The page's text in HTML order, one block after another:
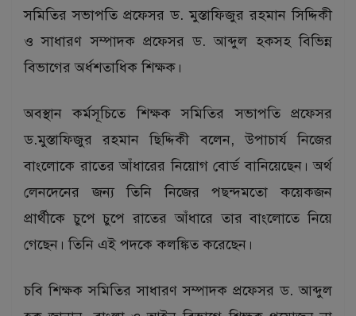
সমিতির সভাপতি প্রফেসর ড. মুস্তাফিজুর রহমান সিদ্দিকী
ও সাধারণ সম্পাদক প্রফেসর ড. আব্দুল হকসহ বিভিন্ন
বিভাগের অর্ধশতাধিক শিক্ষক।
অবস্থান কর্মসূচিতে শিক্ষক সমিতির সভাপতি প্রফেসর
ড.মুস্তাফিজুর রহমান ছিদ্দিকী বলেন, উপাচার্য নিজের
বাংলোকে রাতের আঁধারের নিয়োগ বোর্ড বানিয়েছেন। অর্থ
লেনদেনের জন্য তিনি নিজের পছন্দমতো কয়েকজন
প্রার্থীকে চুপে চুপে রাতের আঁধারে তার বাংলোতে নিয়ে
গেছেন। তিনি এই পদকে কলঙ্কিত করেছেন।
চবি শিক্ষক সমিতির সাধারণ সম্পাদক প্রফেসর ড. আব্দুল